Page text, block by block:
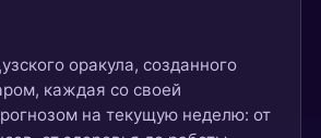
оракула, созданного
каждая со своей
на текущую неделю: от